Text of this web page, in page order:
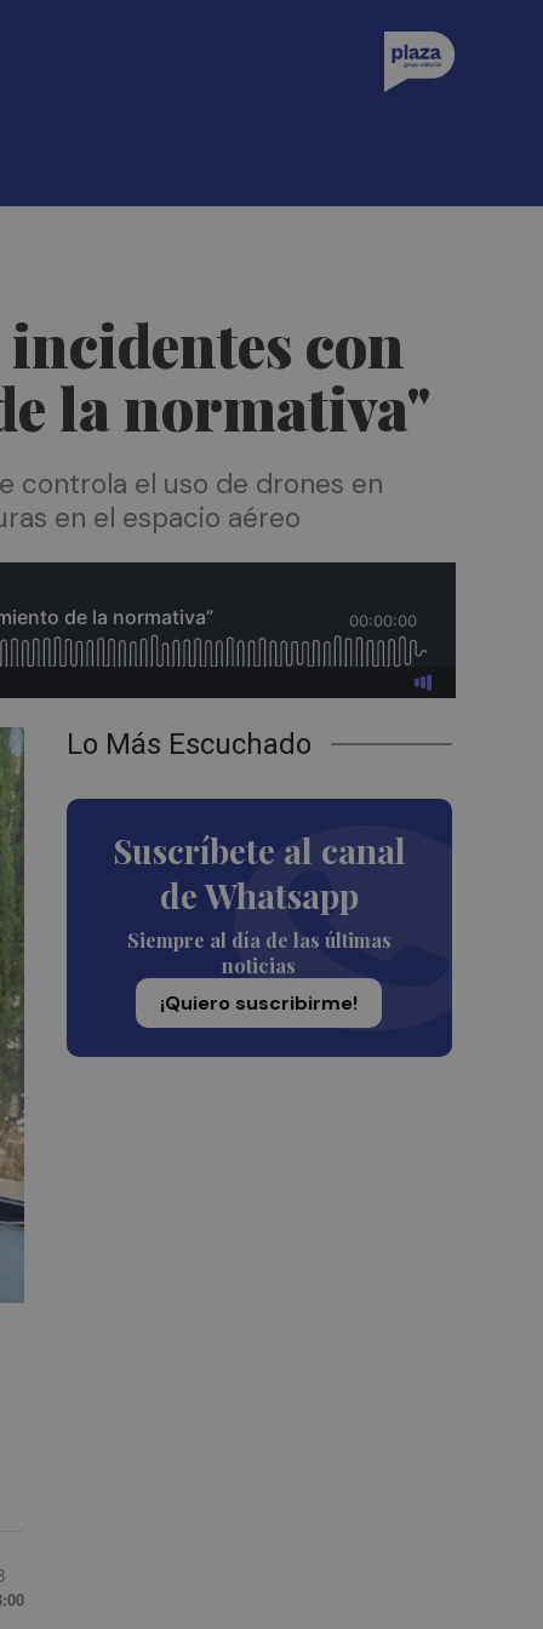
con
la normativa"
controla el uso de drones en
en el espacio aéreo
Lo Más Escuchado
Suscríbete al canal
de Whatsapp
Siempre al día de las últimas
noticias
¡Quiero suscribirme!